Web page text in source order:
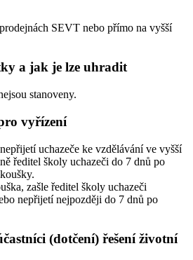
SEVT nebo přímo na vyšší
a jak je lze uhradit
stanoveny.
vyřízení
uchazeče ke vzdělávání ve vyšší
ředitel školy uchazeči do 7 dnů po
zašle ředitel školy uchazeči
nepřijetí nejpozději do 7 dnů po
(dotčení) řešení životní